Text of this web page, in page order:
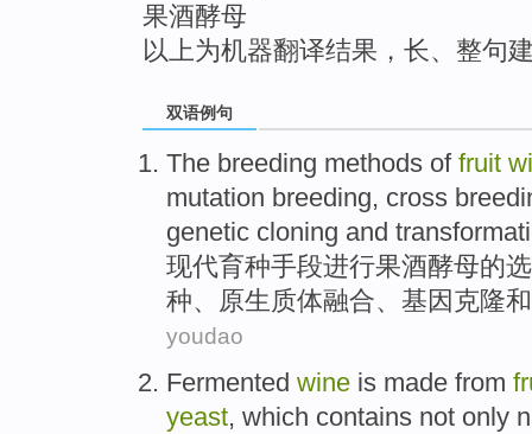
果酒酵母
以上为机器翻译结果，长、整句
双语例句
The breeding methods of fruit
mutation breeding, cross
genetic cloning and
现代育种手段进行果酒酵母的
种、 原生质体融合、 基因 克隆和
youdao
Fermented wine is made from
yeast, which contains not only